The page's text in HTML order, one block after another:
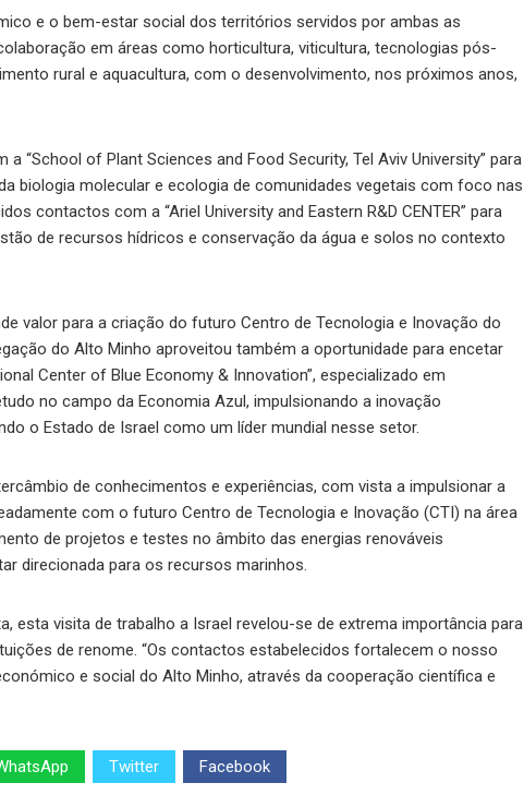
e o bem-estar social dos territórios servidos por ambas as
em áreas como horticultura, viticultura, tecnologias pós-
rural e aquacultura, com o desenvolvimento, nos próximos anos,
“School of Plant Sciences and Food Security, Tel Aviv University” para
biologia molecular e ecologia de comunidades vegetais com foco nas
contactos com a “Ariel University and Eastern R&D CENTER” para
de recursos hídricos e conservação da água e solos no contexto
valor para a criação do futuro Centro de Tecnologia e Inovação do
do Alto Minho aproveitou também a oportunidade para encetar
Center of Blue Economy & Innovation”, especializado em
no campo da Economia Azul, impulsionando a inovação
o Estado de Israel como um líder mundial nesse setor.
de conhecimentos e experiências, com vista a impulsionar a
com o futuro Centro de Tecnologia e Inovação (CTI) na área
de projetos e testes no âmbito das energias renováveis
direcionada para os recursos marinhos.
esta visita de trabalho a Israel revelou-se de extrema importância para
de renome. “Os contactos estabelecidos fortalecem o nosso
e social do Alto Minho, através da cooperação científica e
Twitter Facebook